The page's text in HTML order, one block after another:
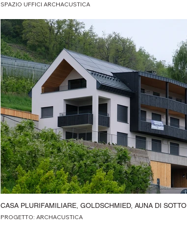
SPAZIO UFFICI ARCHACUSTICA
FOTO: LUDWIG THALHEIMER
CASA PLURIFAMILIARE, GOLDSCHMIED, AUNA DI SOTTO
PROGETTO: ARCHACUSTICA